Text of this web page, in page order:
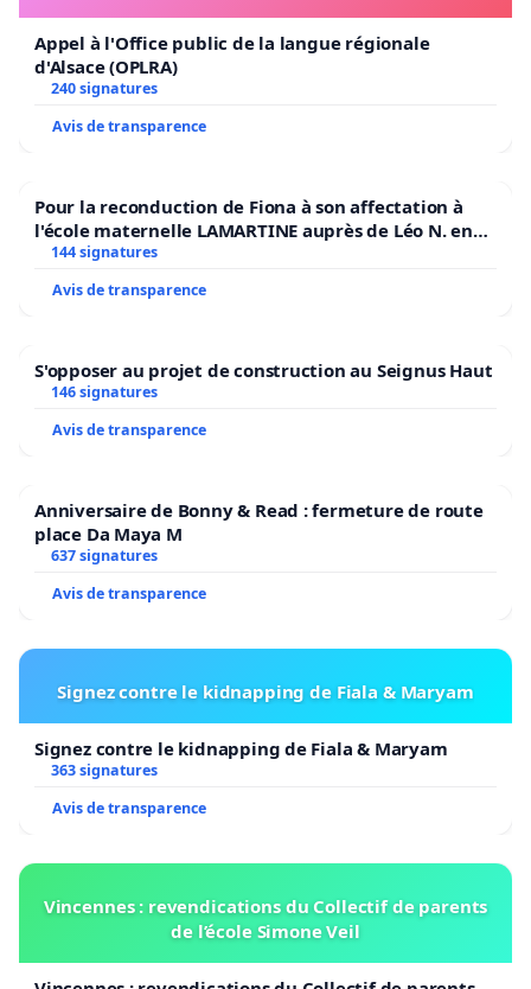
Appel à l'Office public de la langue régionale
d'Alsace (OPLRA)
240 signatures
Avis de transparence
Pour la reconduction de Fiona à son affectation à
l'école maternelle LAMARTINE auprès de Léo N. en
2026/2027
144 signatures
Avis de transparence
S'opposer au projet de construction au Seignus Haut
146 signatures
Avis de transparence
Anniversaire de Bonny & Read : fermeture de route
place Da Maya M
637 signatures
Avis de transparence
Signez contre le kidnapping de Fiala & Maryam
Signez contre le kidnapping de Fiala & Maryam
363 signatures
Avis de transparence
Vincennes : revendications du Collectif de parents
de l’école Simone Veil